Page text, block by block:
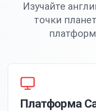
Изучайте
точки
Платформа